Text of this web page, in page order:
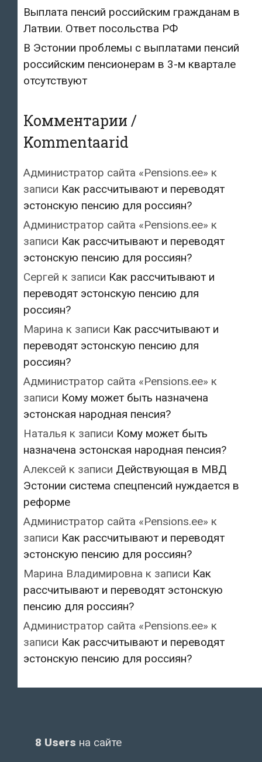
Выплата пенсий российским гражданам в
Латвии. Ответ посольства РФ
В Эстонии проблемы с выплатами пенсий
российским пенсионерам в 3-м квартале
отсутствуют
Комментарии /
Kommentaarid
Администратор сайта «Pensions.ee» к
записи Как рассчитывают и переводят
эстонскую пенсию для россиян?
Администратор сайта «Pensions.ee» к
записи Как рассчитывают и переводят
эстонскую пенсию для россиян?
Сергей к записи Как рассчитывают и
переводят эстонскую пенсию для
россиян?
Марина к записи Как рассчитывают и
переводят эстонскую пенсию для
россиян?
Администратор сайта «Pensions.ee» к
записи Кому может быть назначена
эстонская народная пенсия?
Наталья к записи Кому может быть
назначена эстонская народная пенсия?
Алексей к записи Действующая в МВД
Эстонии система спецпенсий нуждается в
реформе
Администратор сайта «Pensions.ee» к
записи Как рассчитывают и переводят
эстонскую пенсию для россиян?
Марина Владимировна к записи Как
рассчитывают и переводят эстонскую
пенсию для россиян?
Администратор сайта «Pensions.ee» к
записи Как рассчитывают и переводят
эстонскую пенсию для россиян?
8 Users на сайте